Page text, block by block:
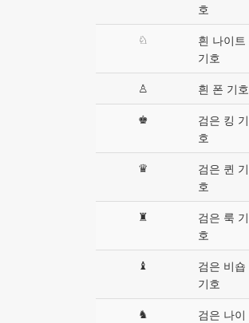
호
♘
흰 나이트
기호
♙
흰 폰 기호
♚
검은 킹 기
호
♛
검은 퀸 기
호
♜
검은 룩 기
호
♝
검은 비숍
기호
♞
검은 나이